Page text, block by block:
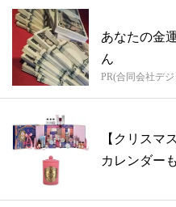
あなたの金
ん
PR(合同会社デ
【クリスマ
カレンダー